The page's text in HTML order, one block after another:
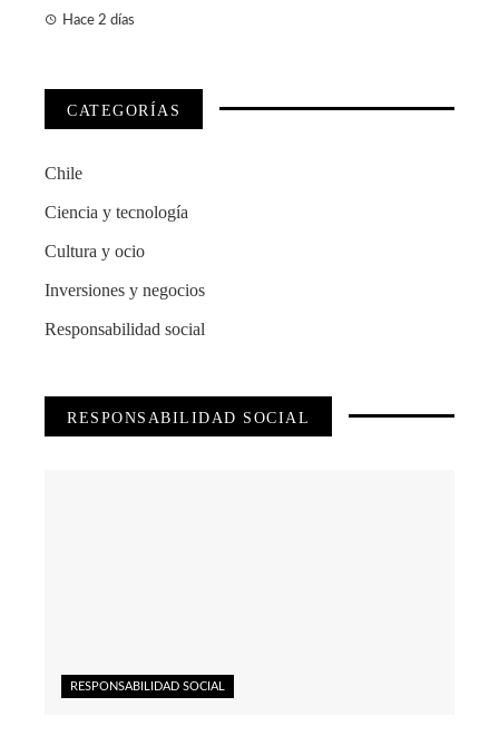
Hace 2 días
CATEGORÍAS
Chile
Ciencia y tecnología
Cultura y ocio
Inversiones y negocios
Responsabilidad social
RESPONSABILIDAD SOCIAL
RESPONSABILIDAD SOCIAL